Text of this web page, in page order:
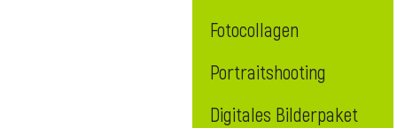
Fotocollagen
Portraitshooting
Digitales Bilderpaket